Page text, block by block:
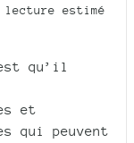
lecture estimé
qu’il
et
qui peuvent